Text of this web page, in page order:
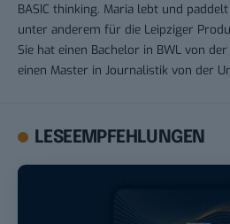
BASIC thinking. Maria lebt und
unter anderem für die Leipziger
Sie hat einen Bachelor in BWL von
einen Master in Journalistik von der
LESEEMPFEHLUNGEN